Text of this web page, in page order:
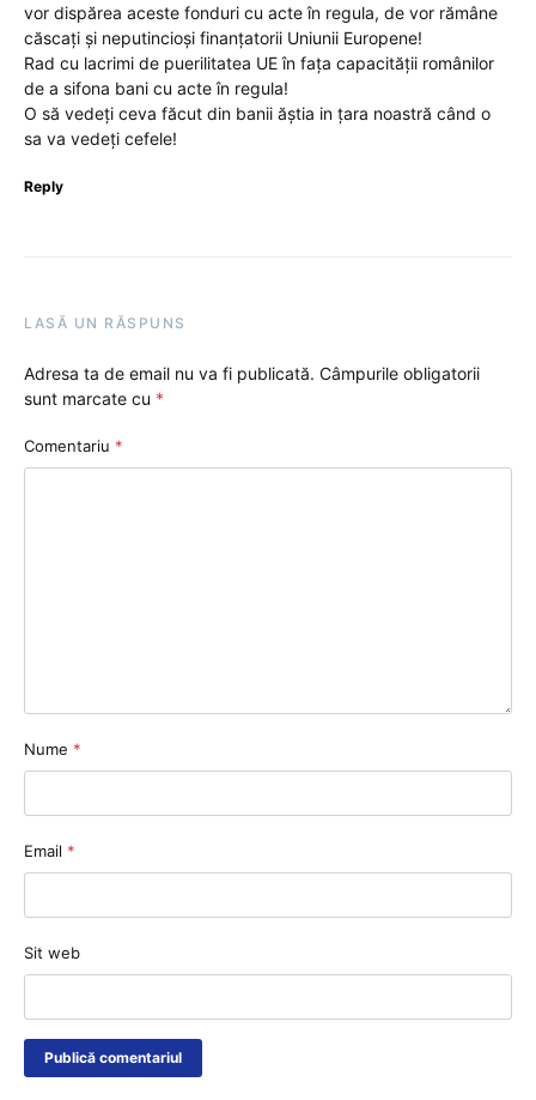
vor dispărea aceste fonduri cu acte în regula, de vor rămâne
căscați și neputincioși finanțatorii Uniunii Europene!
Rad cu lacrimi de puerilitatea UE în fața capacității românilor
de a sifona bani cu acte în regula!
O să vedeți ceva făcut din banii ăștia in țara noastră când o
sa va vedeți cefele!
Reply
LASĂ UN RĂSPUNS
Adresa ta de email nu va fi publicată. Câmpurile obligatorii
sunt marcate cu *
Comentariu *
Nume *
Email *
Sit web